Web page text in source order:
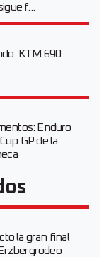
f...
KTM 690
Enduro
GP de la
la gran final